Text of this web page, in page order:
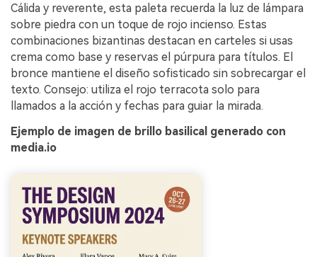
Cálida y reverente, esta paleta recuerda la luz de lámpara
sobre piedra con un toque de rojo incienso. Estas
combinaciones bizantinas destacan en carteles si usas
crema como base y reservas el púrpura para títulos. El
bronce mantiene el diseño sofisticado sin sobrecargar el
texto. Consejo: utiliza el rojo terracota solo para
llamados a la acción y fechas para guiar la mirada.
Ejemplo de imagen de brillo basilical generado con
media.io